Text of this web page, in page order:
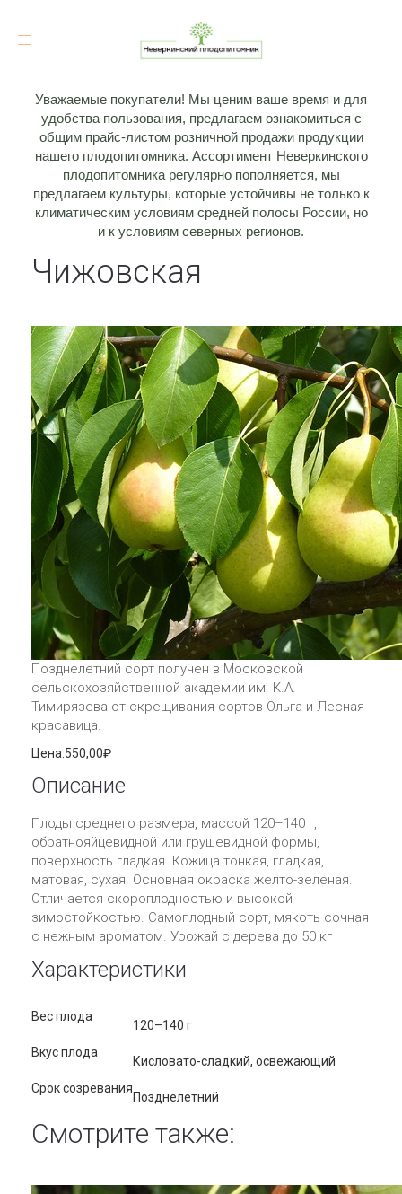
Toggle
Уважаемые покупатели! Мы ценим ваше время и для
удобства пользования, предлагаем ознакомиться с
общим прайс-листом розничной продажи продукции
нашего плодопитомника. Ассортимент Неверкинского
плодопитомника регулярно пополняется, мы
предлагаем культуры, которые устойчивы не только к
климатическим условиям средней полосы России, но
и к условиям северных регионов.
Чижовская
Позднелетний сорт получен в Московской
сельскохозяйственной академии им. К.А.
Тимирязева от скрещивания сортов Ольга и Лесная
красавица.
Цена:550,00₽
Описание
Плоды среднего размера, массой 120–140 г,
обратнояйцевидной или грушевидной формы,
поверхность гладкая. Кожица тонкая, гладкая,
матовая, сухая. Основная окраска желто-зеленая.
Отличается скороплодностью и высокой
зимостойкостью. Самоплодный сорт, мякоть сочная
с нежным ароматом. Урожай с дерева до 50 кг
Характеристики
Вес плода
120–140 г
Вкус плода
Кисловато-сладкий, освежающий
Срок созревания
Позднелетний
Смотрите также: